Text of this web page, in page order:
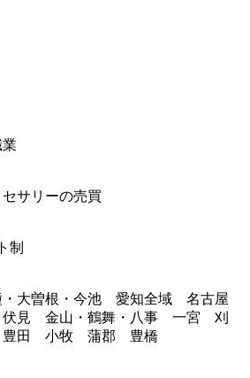
サリーの売買
制
・大曽根・今池 愛知全域 名古屋
見 金山・鶴舞・八事 一宮 刈
田 小牧 蒲郡 豊橋